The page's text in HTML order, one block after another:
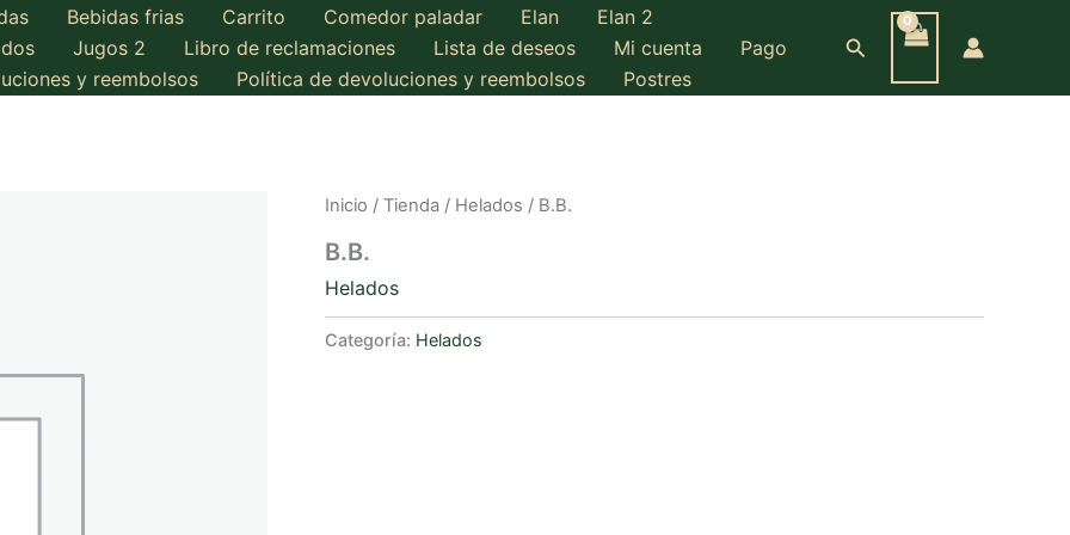
Bebidas frias Carrito Comedor paladar Elan
Elan 2
Jugos 2 Libro de reclamaciones Lista de deseos Mi cuenta
Pago
y reembolsos Política de devoluciones y reembolsos Postres
Buscar
Inicio / Tienda / Helados / B.B.
B.B.
Helados
Categoría: Helados